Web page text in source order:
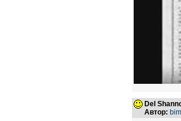
Del
Автор: